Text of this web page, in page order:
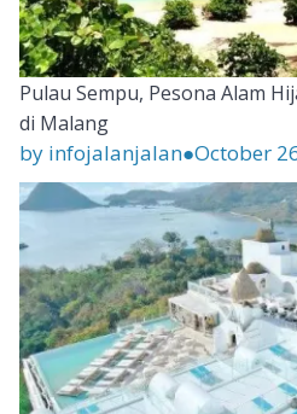
Pulau Sempu, Pesona Alam
di Malang
by infojalanjalan●October